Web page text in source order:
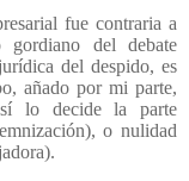
fue contraria a
del debate
del despido, es
añado por mi parte,
lo decide la parte
o nulidad